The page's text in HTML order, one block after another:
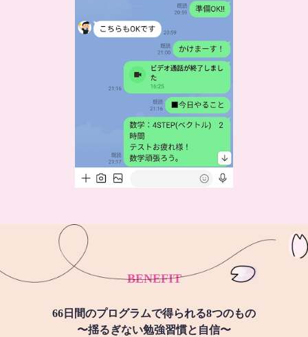
BENEFIT
66日間のプログラムで得られる8つのもの
〜揺るぎない勉強習慣と自信〜